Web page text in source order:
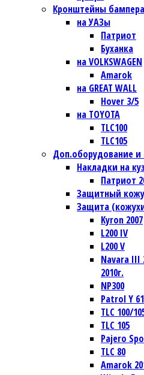
Кронштейны бампера
на УАЗы
Патриот
Буханка
на VOLKSWAGEN
Amarok
на GREAT WALL
Hover 3/5
на TOYOTA
TLC100
TLC105
Доп.оборудование и
Накладки на
Патриот
Защитный
Защита
Kyron 2007
L200 IV
L200 V
Navara III
2010г.
NP300
Patrol Y
TLC 100/
TLC 105
Pajero
TLC 80
Amarok